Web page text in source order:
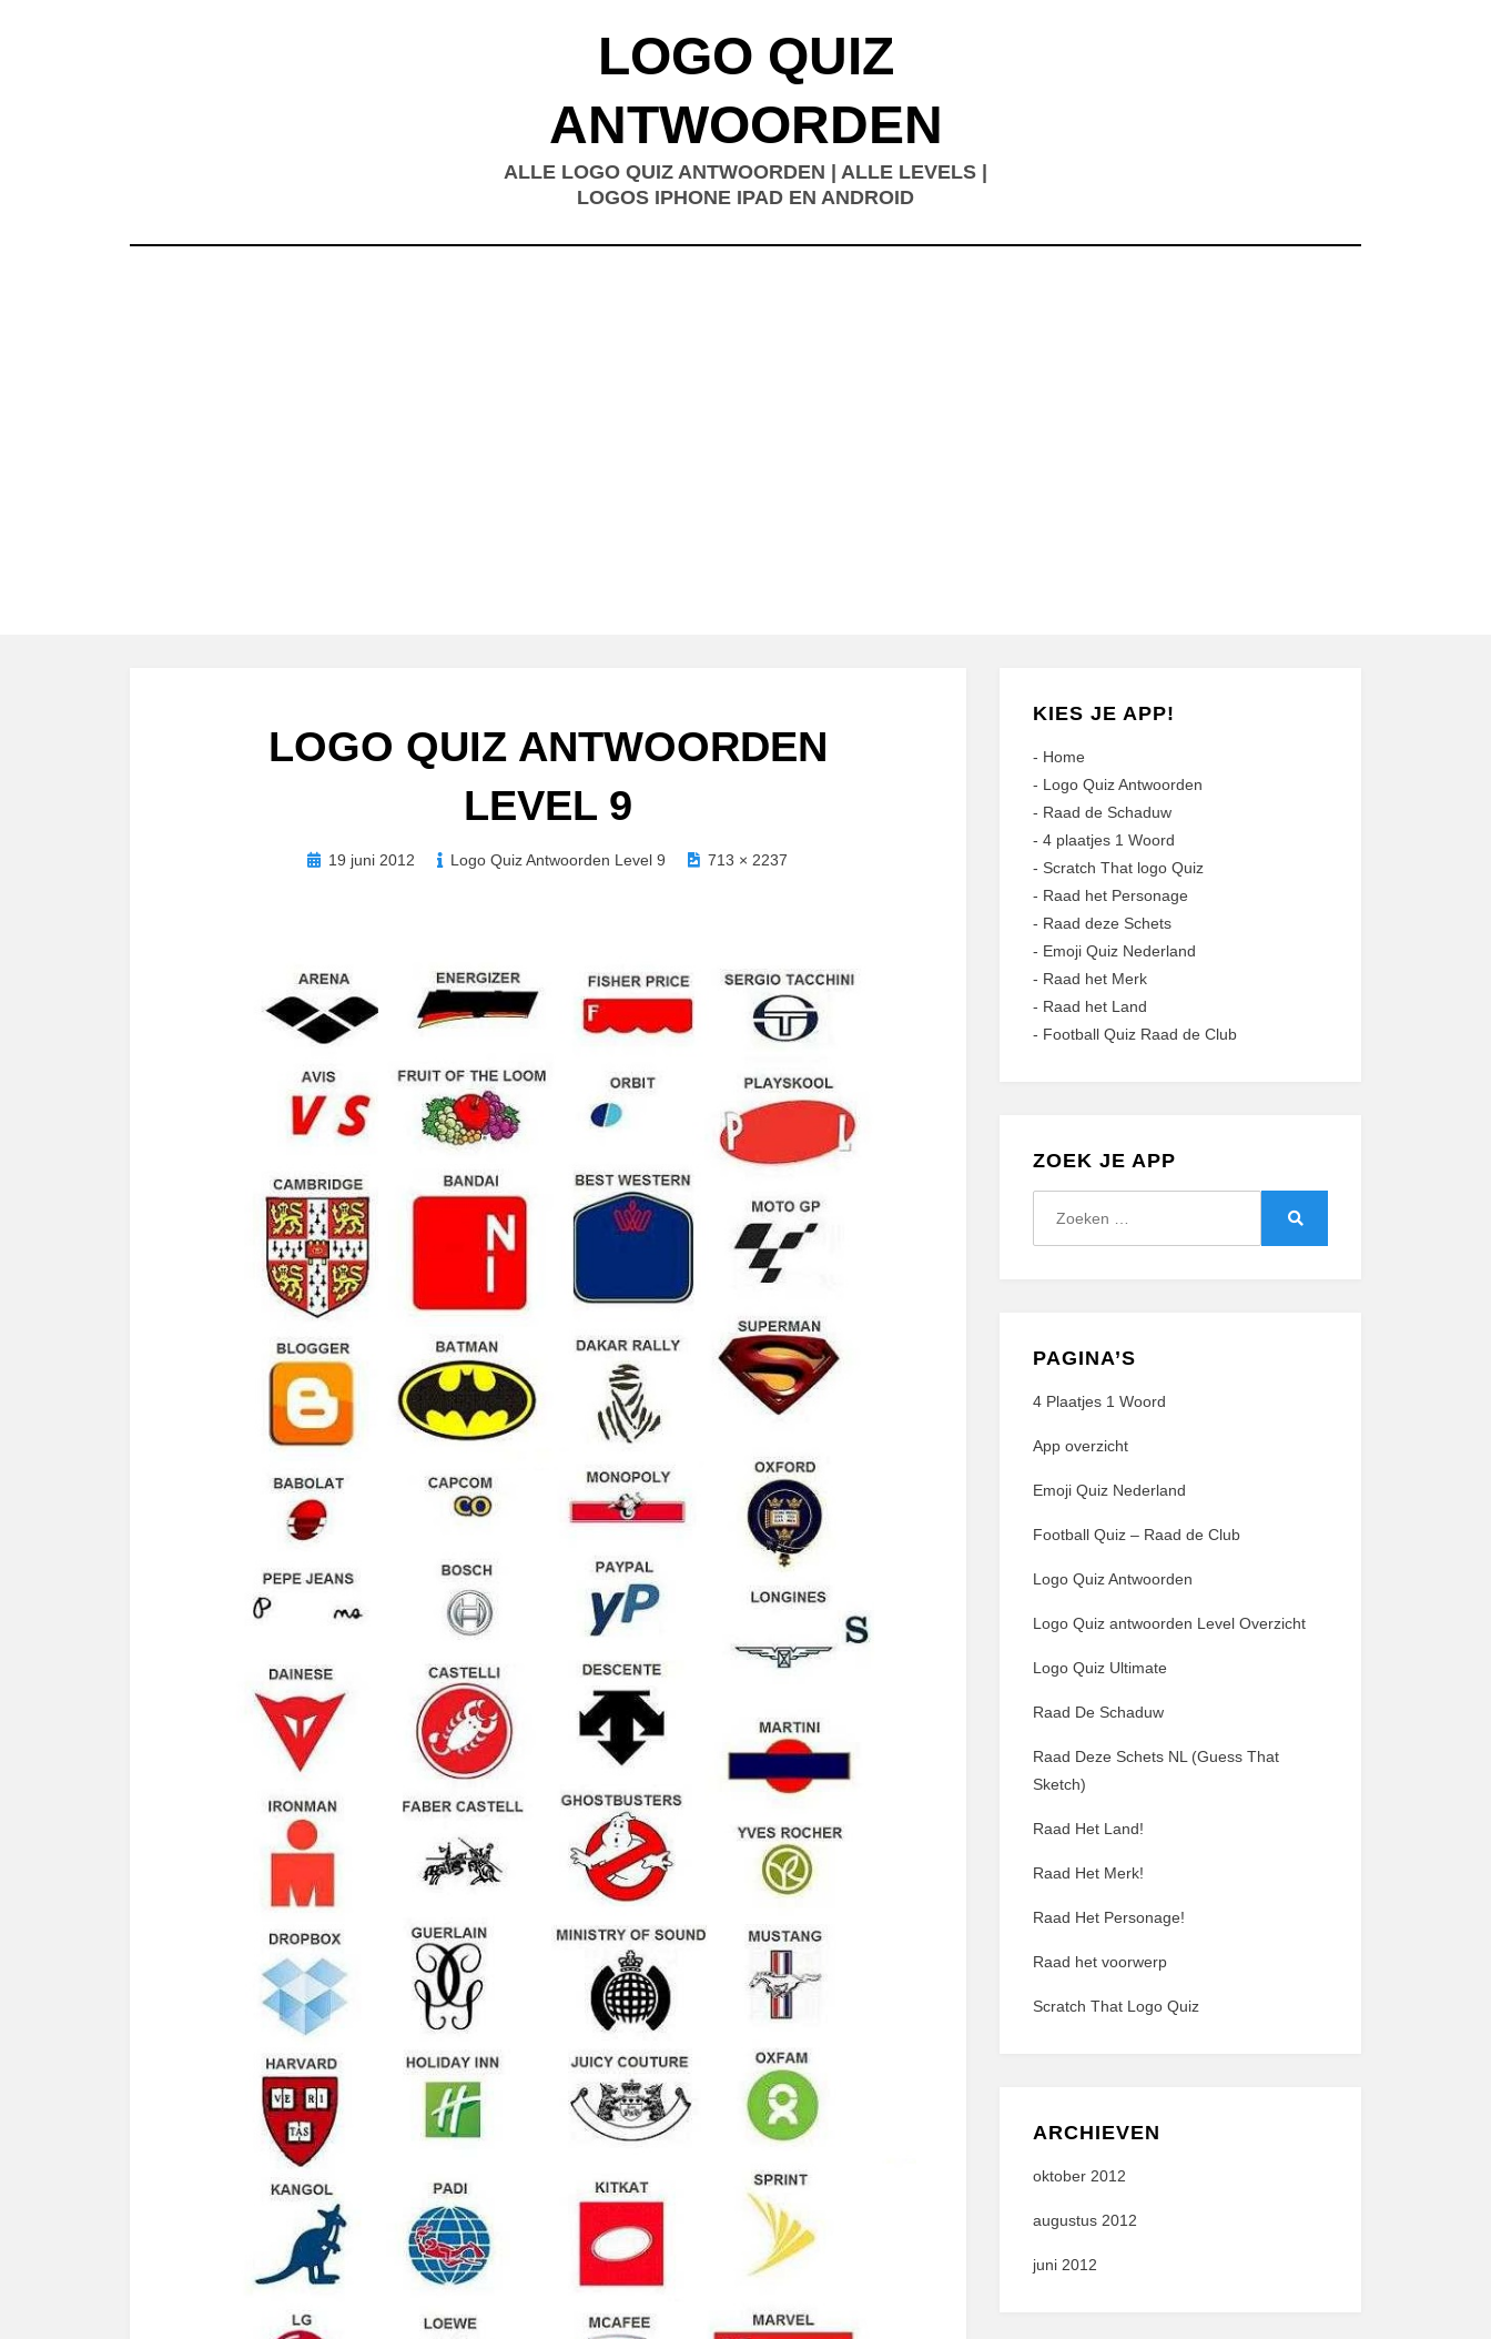
LOGO QUIZ
ANTWOORDEN
ALLE LOGO QUIZ ANTWOORDEN | ALLE LEVELS |
LOGOS IPHONE IPAD EN ANDROID
LOGO QUIZ ANTWOORDEN
LEVEL 9
Geplaatst
19 juni 2012 Logo Quiz Antwoorden Level 9 713 × 2237
KIES JE APP!
- Home
- Logo Quiz Antwoorden
- Raad de Schaduw
- 4 plaatjes 1 Woord
- Scratch That logo Quiz
- Raad het Personage
- Raad deze Schets
- Emoji Quiz Nederland
- Raad het Merk
- Raad het Land
- Football Quiz Raad de Club
ZOEK JE APP
PAGINA’S
4 Plaatjes 1 Woord
App overzicht
Emoji Quiz Nederland
Football Quiz – Raad de Club
Logo Quiz Antwoorden
Logo Quiz antwoorden Level Overzicht
Logo Quiz Ultimate
Raad De Schaduw
Raad Deze Schets NL (Guess That
Sketch)
Raad Het Land!
Raad Het Merk!
Raad Het Personage!
Raad het voorwerp
Scratch That Logo Quiz
ARCHIEVEN
oktober 2012
augustus 2012
juni 2012